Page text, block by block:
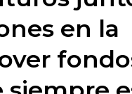
en la